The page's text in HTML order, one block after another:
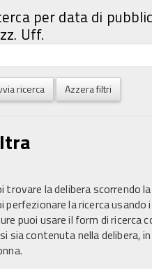
per data di
Uff.
ricerca Azzera filtri
trovare la delibera scorrendo
perfezionare la ricerca
puoi usare il form di ricerca
sia contenuta nella delibera,